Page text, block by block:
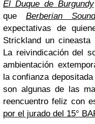
El Duque de Burgundy
que Berberian
expectativas de
Strickland un cineasta
La reivindicación del
ambientación
la confianza
son algunas de las
reencuentro feliz con
por el jurado del 15°